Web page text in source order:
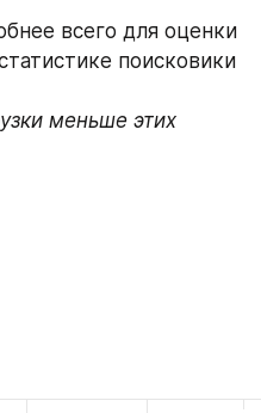
всего для оценки
поисковики
меньше этих